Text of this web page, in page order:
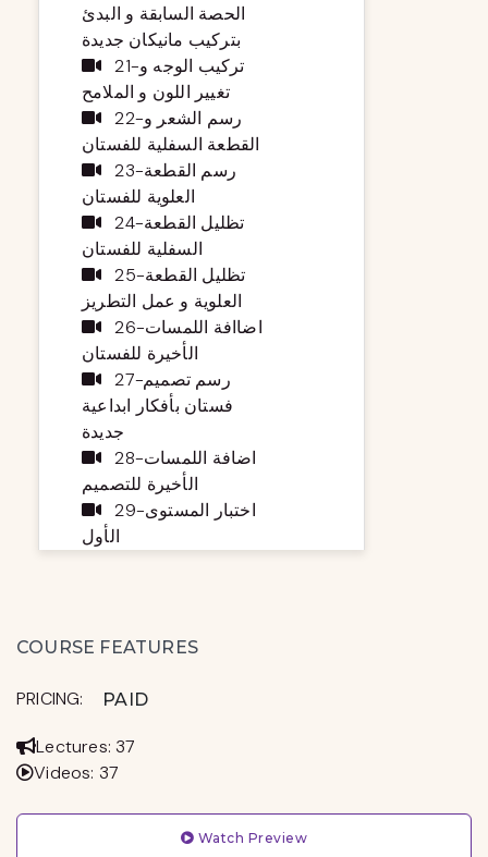
الحصة السابقة و البدئ
بتركيب مانيكان جديدة
21-تركيب الوجه و
تغيير اللون و الملامح
22-رسم الشعر و
القطعة السفلية للفستان
23-رسم القطعة
العلوية للفستان
24-تظليل القطعة
السفلية للفستان
25-تظليل القطعة
العلوية و عمل التطريز
26-اضاافة اللمسات
الأخيرة للفستان
27-رسم تصميم
فستان بأفكار ابداعية
جديدة
28-اضافة اللمسات
الأخيرة للتصميم
29-اختبار المستوى
الأول
COURSE FEATURES
PRICING: PAID
Lectures: 37
Videos: 37
Watch Preview